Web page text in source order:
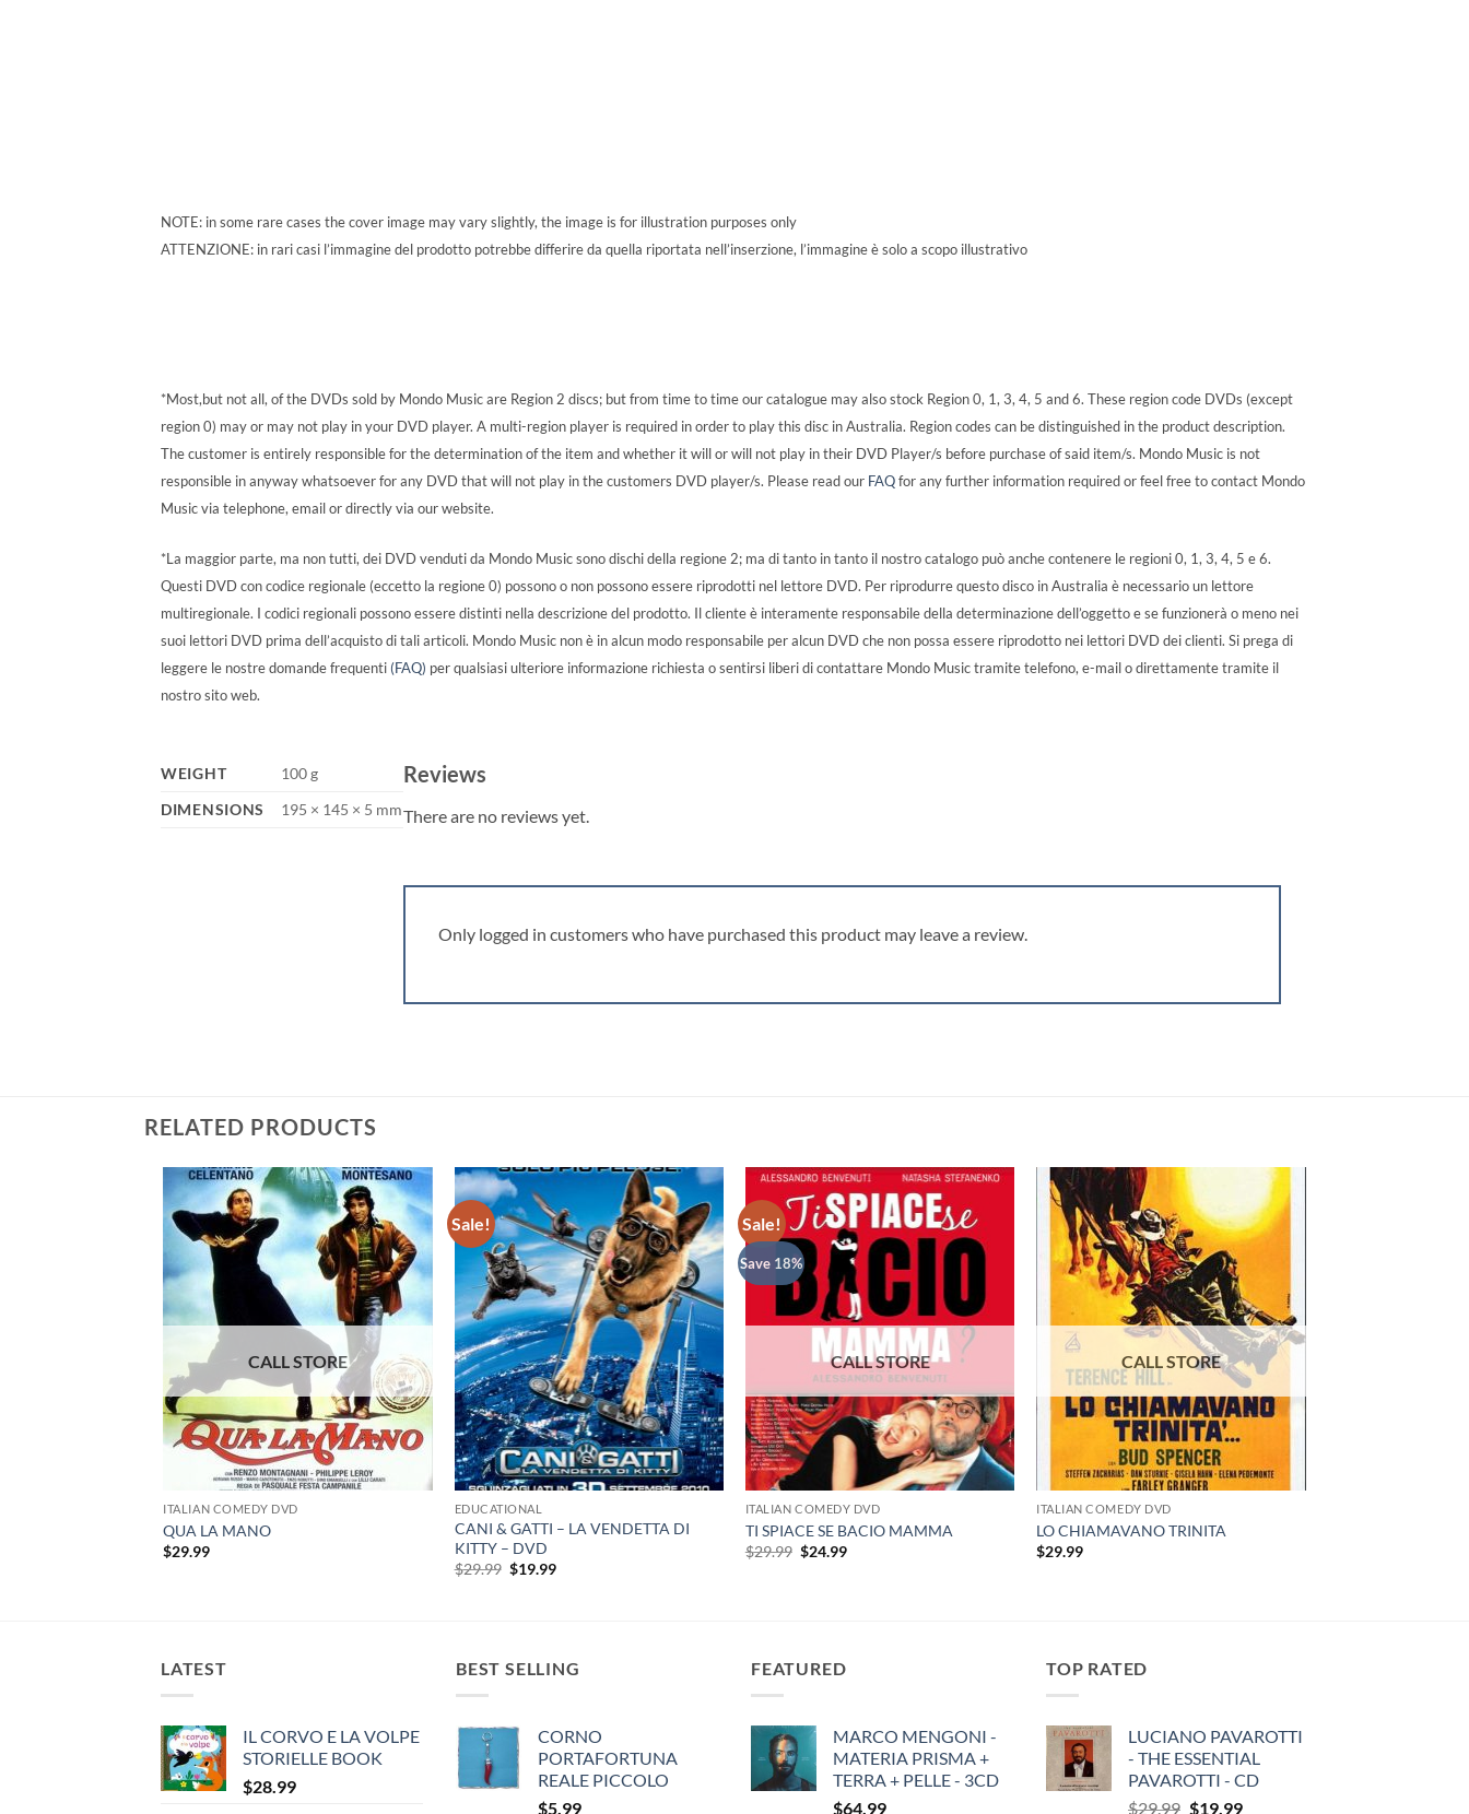
NOTE: in some rare cases the cover image may vary slightly, the image is for illustration purposes only
ATTENZIONE: in rari casi l’immagine del prodotto potrebbe differire da quella riportata nell’inserzione, l’immagine è solo a scopo illustrativo
*Most,but not all, of the DVDs sold by Mondo Music are Region 2 discs; but from time to time our catalogue may also stock Region 0, 1, 3, 4, 5 and 6. These region code DVDs (except
region 0) may or may not play in your DVD player. A multi-region player is required in order to play this disc in Australia. Region codes can be distinguished in the product description.
The customer is entirely responsible for the determination of the item and whether it will or will not play in their DVD Player/s before purchase of said item/s. Mondo Music is not
responsible in anyway whatsoever for any DVD that will not play in the customers DVD player/s. Please read our FAQfor any further information required or feel free to contact Mondo
Music via telephone, email or directly via our website.
*La maggior parte, ma non tutti, dei DVD venduti da Mondo Music sono dischi della regione 2; ma di tanto in tanto il nostro catalogo può anche contenere le regioni 0, 1, 3, 4, 5 e 6.
Questi DVD con codice regionale (eccetto la regione 0) possono o non possono essere riprodotti nel lettore DVD. Per riprodurre questo disco in Australia è necessario un lettore
multiregionale. I codici regionali possono essere distinti nella descrizione del prodotto. Il cliente è interamente responsabile della determinazione dell’oggetto e se funzionerà o meno nei
suoi lettori DVD prima dell’acquisto di tali articoli. Mondo Music non è in alcun modo responsabile per alcun DVD che non possa essere riprodotto nei lettori DVD dei clienti. Si prega di
leggere le nostre domande frequenti (FAQ) per qualsiasi ulteriore informazione richiesta o sentirsi liberi di contattare Mondo Music tramite telefono, e-mail o direttamente tramite il
nostro sito web.
WEIGHT
100 g
DIMENSIONS
195 × 145 × 5 mm
Reviews
There are no reviews yet.
Only logged in customers who have purchased this product may leave a review.
RELATED PRODUCTS
ITALIAN COMEDY DVD
QUA LA MANO
$29.99
Sale!
EDUCATIONAL
CANI & GATTI – LA VENDETTA DI
KITTY – DVD
$29.99 Original
$19.99Current
Sale!
Save 18%
ITALIAN COMEDY DVD
TI SPIACE SE BACIO MAMMA
$29.99 Original
$24.99Current
ITALIAN COMEDY DVD
LO CHIAMAVANO TRINITA
$29.99
LATEST
IL CORVO E LA VOLPE
STORIELLE BOOK
$28.99
BEST SELLING
CORNO
PORTAFORTUNA
REALE PICCOLO
$5.99
FEATURED
MARCO MENGONI -
MATERIA PRISMA +
TERRA + PELLE - 3CD
$64.99
TOP RATED
LUCIANO PAVAROTTI
- THE ESSENTIAL
PAVAROTTI - CD
$29.99 Original
$19.99Current